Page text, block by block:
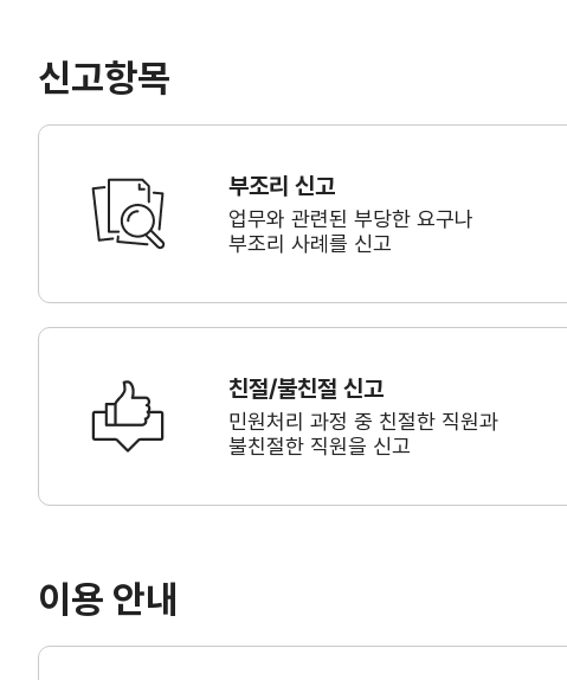
신고항목
부조리 신고
업무와 관련된 부당한 요구나
부조리 사례를 신고
친절/불친절 신고
민원처리 과정 중 친절한 직원과
불친절한 직원을 신고
이용 안내